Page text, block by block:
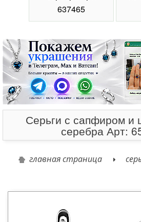
637465
Серьги с сапфиром и
серебра Арт:
главная страница